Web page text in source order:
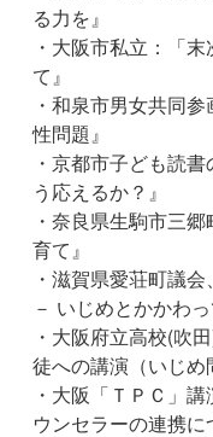
る力を』
・大阪市私立：「
て』
・和泉市男女共同
性問題』
・京都市子ども
う応えるか？』
・奈良県生駒市三
育て』
・滋賀県愛荘町
－ いじめとかかわっ
・大阪府立高
徒への講演（いじめ
・大阪「ＴＰＣ
ウンセラーの連携に